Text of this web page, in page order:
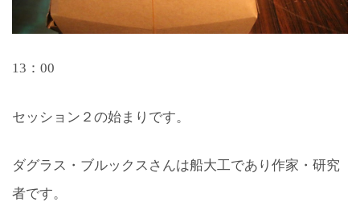
13：00
セッション２の始まりです。
ダグラス・ブルックスさんは船大工であり作家・研究
者です。